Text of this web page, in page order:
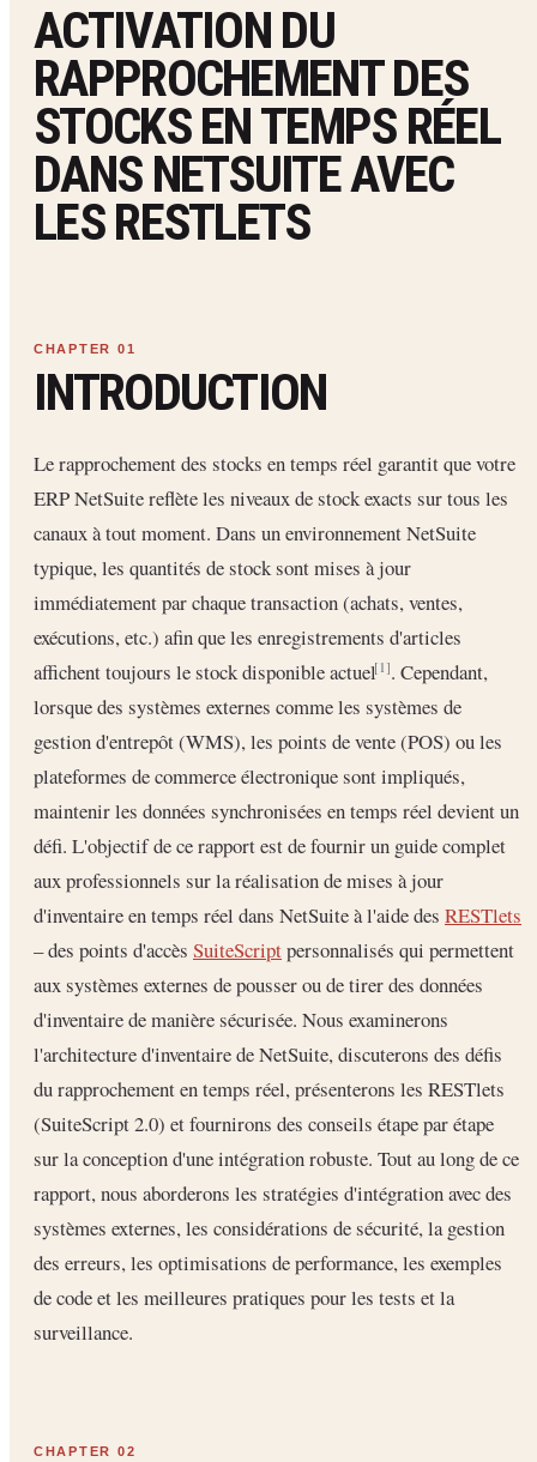
ACTIVATION DU
RAPPROCHEMENT DES
STOCKS EN TEMPS RÉEL
DANS NETSUITE AVEC
LES RESTLETS
INTRODUCTION
Le rapprochement des stocks en temps réel garantit que votre
ERP NetSuite reflète les niveaux de stock exacts sur tous les
canaux à tout moment. Dans un environnement NetSuite
typique, les quantités de stock sont mises à jour
immédiatement par chaque transaction (achats, ventes,
exécutions, etc.) afin que les enregistrements d'articles
affichent toujours le stock disponible actuel[1]. Cependant,
lorsque des systèmes externes comme les systèmes de
gestion d'entrepôt (WMS), les points de vente (POS) ou les
plateformes de commerce électronique sont impliqués,
maintenir les données synchronisées en temps réel devient un
défi. L'objectif de ce rapport est de fournir un guide complet
aux professionnels sur la réalisation de mises à jour
d'inventaire en temps réel dans NetSuite à l'aide des RESTlets
– des points d'accès SuiteScriptpersonnalisés qui permettent
aux systèmes externes de pousser ou de tirer des données
d'inventaire de manière sécurisée. Nous examinerons
l'architecture d'inventaire de NetSuite, discuterons des défis
du rapprochement en temps réel, présenterons les RESTlets
(SuiteScript 2.0) et fournirons des conseils étape par étape
sur la conception d'une intégration robuste. Tout au long de ce
rapport, nous aborderons les stratégies d'intégration avec des
systèmes externes, les considérations de sécurité, la gestion
des erreurs, les optimisations de performance, les exemples
de code et les meilleures pratiques pour les tests et la
surveillance.